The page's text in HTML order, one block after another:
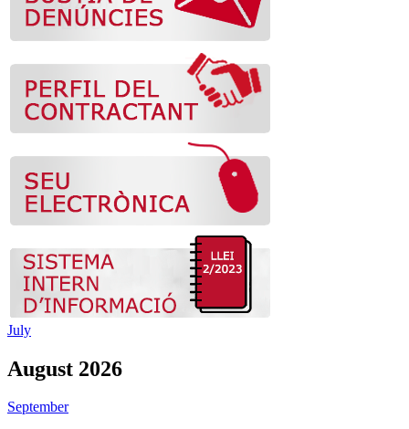
July
August 2026
September